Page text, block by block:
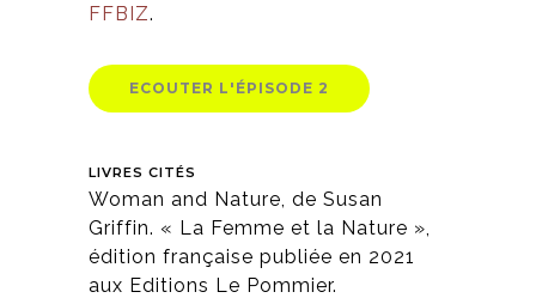
FFBIZ.
ECOUTER L'ÉPISODE 2
LIVRES CITÉS
Woman and Nature, de Susan
Griffin. « La Femme et la Nature »,
édition française publiée en 2021
aux Editions Le Pommier.